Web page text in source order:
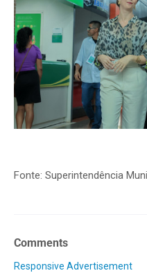
Fonte: Superintendência
Comments
Responsive Advertisement